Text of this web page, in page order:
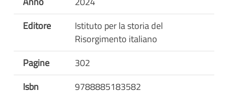
Editore
Istituto per la storia del
Risorgimento italiano
Pagine
302
Isbn
9788885183582